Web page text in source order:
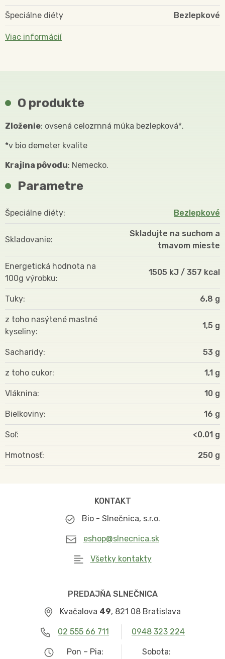
Špeciálne diéty Bezlepkové
Viac informácií
O produkte
Zloženie: ovsená celozrnná múka bezlepková*.
*v bio demeter kvalite
Krajina pôvodu: Nemecko.
Parametre
Špeciálne diéty Bezlepkové
Skladovanie
Skladujte na suchom a
tmavom mieste
Energetická hodnota na
100g výrobku
1505 kJ / 357 kcal
Tuky 6,8 g
z toho nasýtené mastné
kyseliny
1,5 g
Sacharidy 53 g
z toho cukor 1,1 g
Vláknina 10 g
Bielkoviny 16 g
Soľ <0.01 g
Hmotnosť 250
KONTAKT
Bio - Slnečnica, s.r.o.
eshop@slnecnica.sk
Všetky kontakty
PREDAJŇA SLNEČNICA
Kvačalova 49, 821 08 Bratislava
02 555 66 711 0948 323 224
Pon – Pia:
Sobota: